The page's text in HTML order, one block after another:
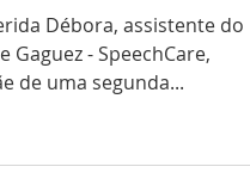
Italia
Débora, assistente do
- SpeechCare,
de uma segunda...